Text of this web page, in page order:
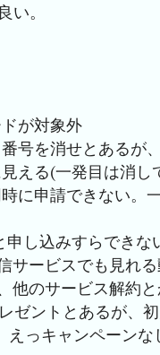
い。
が対象外
号を消せとあるが
える(一発目は消し
に申請できない。
し込みすらできな
サービスでも見れ
他のサービス解約
ゼントとあるが、
えっキャンペーン